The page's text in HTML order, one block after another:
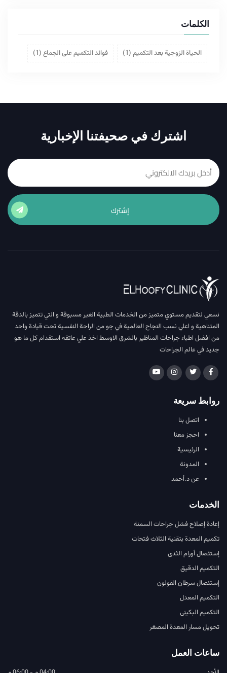
الكلمات
الحياة الزوجية بعد التكميم (1) فوائد التكميم على الجماع (1)
اشترك في صحيفتنا الإخبارية
إشترك
نسعي لتقديم مستوي متميز من الخدمات الطبية الغير مسبوقة و التي تتميز بالدقة
المتناهية و اعلي نسب النجاح العالمية في جو من الراحة النفسية تحت قيادة واحد
من افضل اطباء جراحات المناظير بالشرق الاوسط اخذ علي عاتقه استقدام كل ما هو
جديد في عالم الجراحات
روابط سريعة
اتصل بنا
احجز معنا
الرئيسية
المدونة
عن د.أحمد
الخدمات
إعادة إصلاح فشل جراحات السمنة
تكميم المعدة بتقنية الثلاث فتحات
إستئصال أورام الثدى
التكميم الدقيق
إستئصال سرطان القولون
التكميم المعدل
التكميم البكينى
تحويل مسار المعدة المصغر
ساعات العمل